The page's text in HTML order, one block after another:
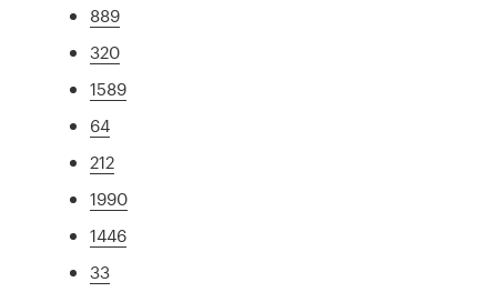
889
320
1589
64
212
1990
1446
33